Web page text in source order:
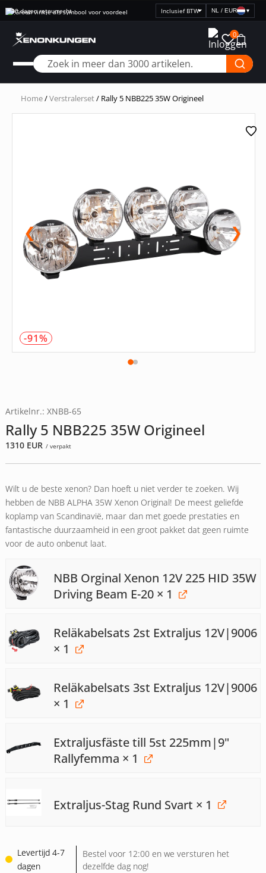
Snelle levering
Selecteer
prijsweergave
NL / EUR ▾
0
Home/Verstralerset/ Rally 5 NBB225 35W Origineel
❮
-91%
❯
Artikelnr.: XNBB-65
Rally 5 NBB225 35W Origineel
1310 EUR / verpakt
Wilt u de beste xenon? Dan hoeft u niet verder te zoeken. Wij
hebben de NBB ALPHA 35W Xenon Original! De meest geliefde
koplamp van Scandinavië, maar dan met goede prestaties en
fantastische duurzaamheid in een groot pakket dat geen ruimte
voor de auto onbenut laat.
NBB Orginal Xenon 12V 225 HID 35W
Driving Beam E-20× 1
Reläkabelsats 2st Extraljus 12V|9006
× 1
Reläkabelsats 3st Extraljus 12V|9006
× 1
Extraljusfäste till 5st 225mm|9"
Rallyfemma × 1
Extraljus-Stag Rund Svart × 1
Levertijd 4-7
dagen
Bestel voor 12:00 en we versturen het
dezelfde dag nog!